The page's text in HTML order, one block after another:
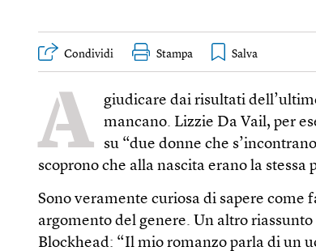
Condividi Stampa
A
giudicare dai risultati
mancano. Lizzie Da Vail, per
su “due donne che
scoprono che alla nascita erano la stessa
Sono veramente curiosa di sapere come
argomento del genere. Un altro
Blockhead: “Il mio romanzo parla di un